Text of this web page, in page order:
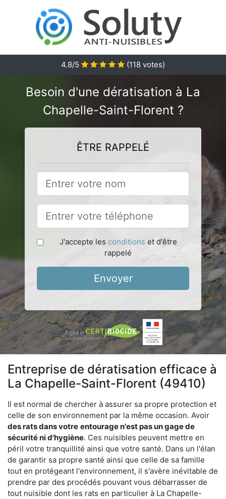
4.8/5 (118 votes)
Besoin d'une dératisation à La
Chapelle-Saint-Florent ?
ÊTRE RAPPELÉ
J'accepte les conditions et d'être
rappelé
Envoyer
Entreprise de dératisation efficace à
La Chapelle-Saint-Florent (49410)
Il est normal de chercher à assurer sa propre protection et
celle de son environnement par la même occasion. Avoir
des rats dans votre entourage n'est pas un gage de
sécurité ni d'hygiène. Ces nuisibles peuvent mettre en
péril votre tranquillité ainsi que votre santé. Dans un l'élan
de garantir sa propre santé ainsi que celle de sa famille
tout en protégeant l'environnement, il s'avère inévitable de
prendre par des procédés pouvant vous débarrasser de
tout nuisible dont les rats en particulier à La Chapelle-